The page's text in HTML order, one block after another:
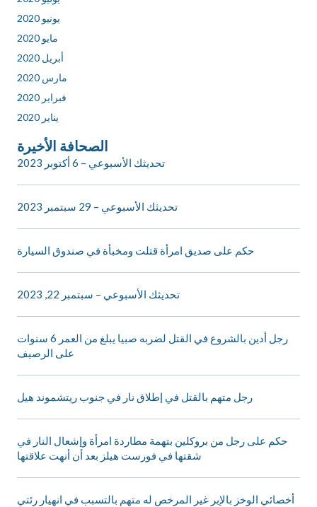
يونيو 2020
مايو 2020
أبريل 2020
مارس 2020
فبراير 2020
يناير 2020
الصحافة الأخيرة
تحديثك الأسبوعي – 6 أكتوبر 2023
تحديثك الأسبوعي – 29 سبتمبر 2023
حكم على صديق امرأة قتلت ومخبأة في صندوق السيارة
تحديثك الأسبوعي – سبتمبر 22, 2023
رجل أدين بالشروع في القتل لضربه صبيا يبلغ من العمر 6 سنوات
على الرصيف
رجل متهم بالقتل في إطلاق نار في جنوب ريتشموند هيل
حكم على رجل من بروكلين بتهمة مطاردة امرأة وإشعال النار في
شقتها في فورست هيلز بعد أن أنهت علاقتها
أخصائي الوخز بالإبر غير المرخص له متهم بالتسبب في انهيار رئتي